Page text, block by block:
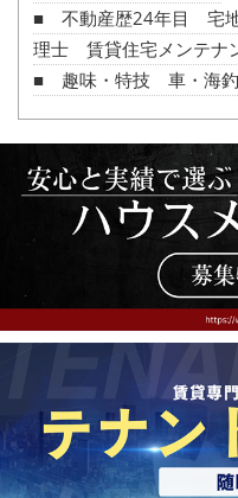
■ 不動産歴24年目 宅
理士 賃貸住宅メンテナ
■ 趣味・特技 車・海釣